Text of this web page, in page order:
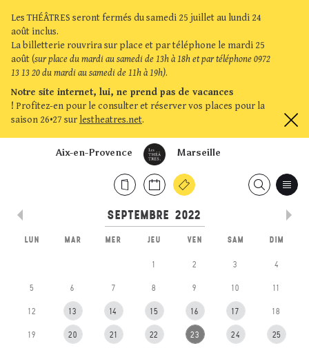
Les THÉÂTRES seront fermés du samedi 25 juillet au lundi 24
août inclus.
La billetterie rouvrira sur place et par téléphone le mardi 25
août (sur place du mardi au samedi de 13h à 18h et par téléphone 0972
13 13 20 du mardi au samedi de 11h à 19h).
Notre site internet, lui, ne prend pas de vacances
! Profitez-en pour le consulter et réserver vos places pour la
saison 26•27 sur lestheatres.net.
Marseille
Aix-en-Provence
LUN MAR MER JEU VEN SAM DIM
1 2 3 4
5 6 7 8 9 10 11
12 13 14 15 16 17 18
19 20 21 22 23 24 25